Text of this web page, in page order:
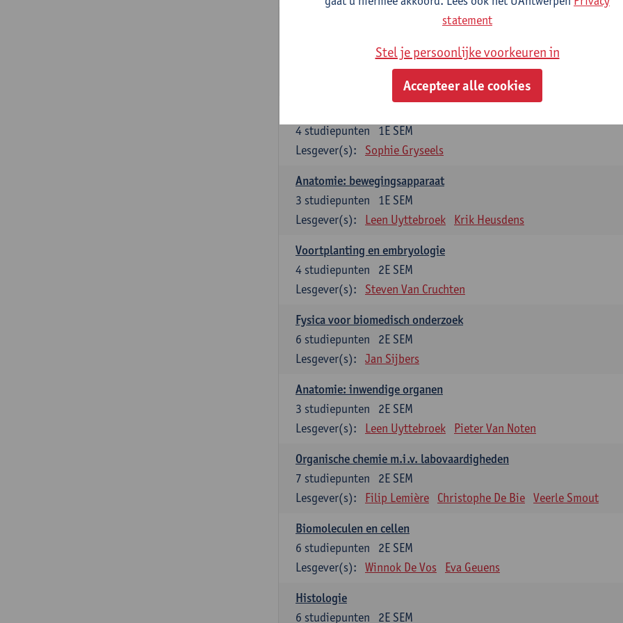
Studium generale in de biomedische wetenschappen deel 1:
1E SEM
Anja Verhulst Sebastiaan De Schepper
1E SEM
4 studiepunten
Lesgever(s):
Sophie Gryseels
Anatomie: bewegingsapparaat
1E SEM
3 studiepunten
Lesgever(s):
Leen Uyttebroek Krik Heusdens
Voortplanting en embryologie
2E SEM
4 studiepunten
Lesgever(s):
Steven Van Cruchten
Fysica voor biomedisch onderzoek
2E SEM
6 studiepunten
Lesgever(s):
Jan Sijbers
Anatomie: inwendige organen
2E SEM
3 studiepunten
Lesgever(s):
Leen Uyttebroek Pieter Van Noten
Organische chemie m.i.v. labovaardigheden
2E SEM
7 studiepunten
Lesgever(s):
Filip Lemière Christophe De Bie Veerle Smout
Biomoleculen en cellen
2E SEM
6 studiepunten
Lesgever(s):
Winnok De Vos Eva Geuens
Histologie
2E SEM
6 studiepunten
statement
Stel je persoonlijke voorkeuren in
Accepteer alle cookies